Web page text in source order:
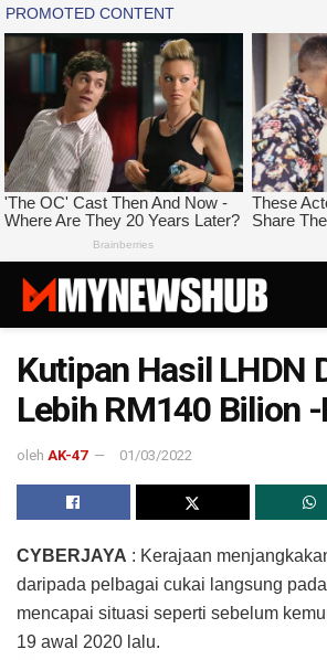
Kutipan Hasil LHDN
Lebih RM140 Bilion
oleh AK-47 01/03/2022
CYBERJAYA : Kerajaan
daripada pelbagai cukai langsung
mencapai situasi seperti sebelum
19 awal 2020 lalu.